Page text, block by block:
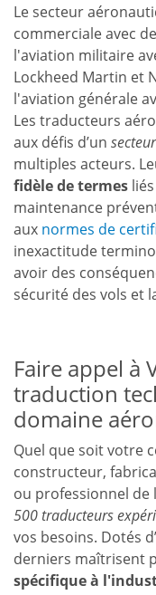
Le secteur
commerciale avec
l'aviation militaire
Lockheed Martin et
l'aviation générale
Les traducteurs
aux défis d’un
multiples acteurs.
fidèle de termes
maintenance
aux normes de
inexactitude
avoir des
sécurité des vols et
Faire appel à
traduction
domaine
Quel que soit votre
constructeur,
ou professionnel de
500 traducteurs
vos besoins. Dotés
derniers maîtrisent
spécifique à